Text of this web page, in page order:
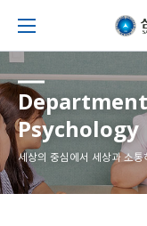
Psychology
세상의 중심에서 세상과 소통